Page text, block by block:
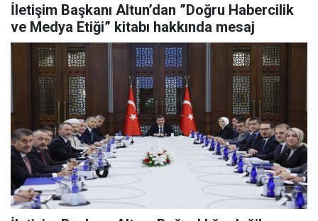
İletişim Başkanı Altun’dan ”Doğru Habercilik
ve Medya Etiği” kitabı hakkında mesaj